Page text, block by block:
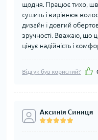
щодня. Працює тихо,
сушить і вирівнює
дизайн і довгий
зручності. Вважаю, що
цінує надійність і
Відгук був корисний?
Аксинія Синиця